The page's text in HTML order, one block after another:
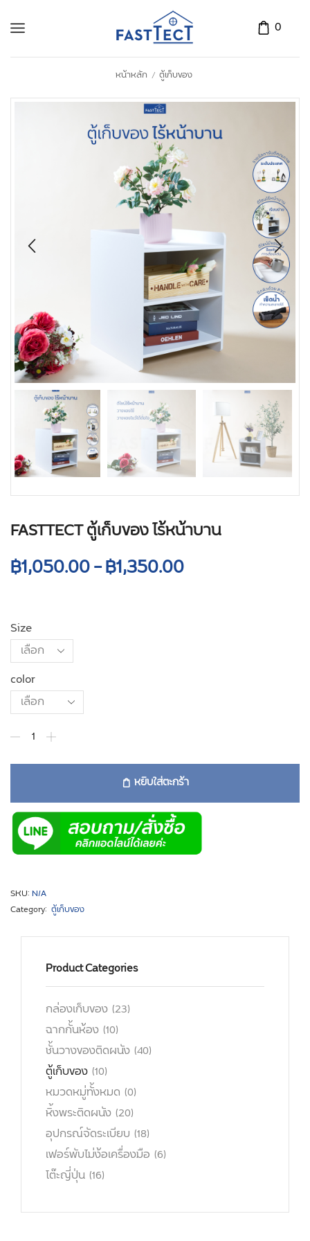
0
หน้าหลัก / ตู้เก็บของ
FASTTECT ตู้เก็บของ ไร้หน้าบาน
฿1,050.00–฿1,350.00
Size
color
หยิบใส่ตะกร้า
SKU: N/A
Category: ตู้เก็บของ
Product Categories
กล่องเก็บของ (23)
ฉากกั้นห้อง (10)
ชั้นวางของติดผนัง (40)
ตู้เก็บของ (10)
หมวดหมู่ทั้งหมด (0)
หิ้งพระติดผนัง (20)
อุปกรณ์จัดระเบียบ (18)
เฟอร์พับไม่ง้อเครื่องมือ (6)
โต๊ะญี่ปุ่น (16)